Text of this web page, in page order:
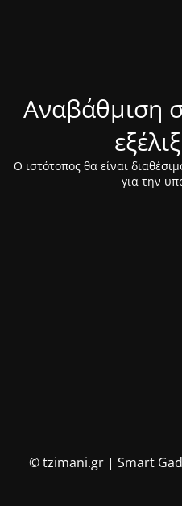
Αναβάθμιση
Ο ιστότοπος θα είναι
για την
© tzimani.gr | Smart